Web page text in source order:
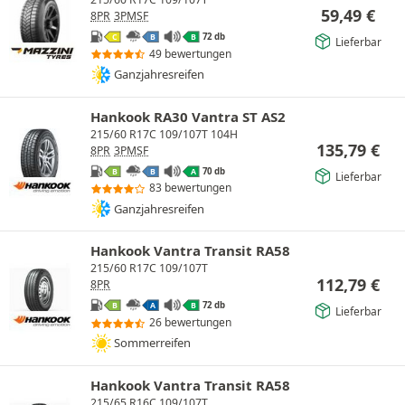
8PR 3PMSF
C B B 72 db
49 bewertungen
Ganzjahresreifen
59,49 €
Lieferbar
Hankook RA30 Vantra ST AS2
215/60 R17C 109/107T 104H
8PR 3PMSF
B B A 70 db
83 bewertungen
Ganzjahresreifen
135,79 €
Lieferbar
Hankook Vantra Transit RA58
215/60 R17C 109/107T
8PR
B A B 72 db
26 bewertungen
Sommerreifen
112,79 €
Lieferbar
Hankook Vantra Transit RA58